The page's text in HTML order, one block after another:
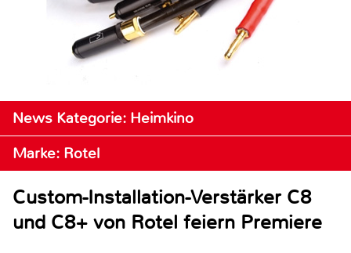
News Kategorie: Heimkino
Marke: Rotel
Custom-Installation-Verstärker C8
und C8+ von Rotel feiern Premiere